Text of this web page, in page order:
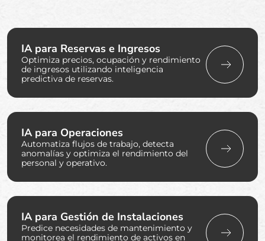
IA para Reservas e Ingresos
Optimiza precios, ocupación y rendimiento
de ingresos utilizando inteligencia
predictiva de reservas.
IA para Operaciones
Automatiza flujos de trabajo, detecta
anomalías y optimiza el rendimiento del
personal y operativo.
IA para Gestión de Instalaciones
Predice necesidades de mantenimiento y
monitorea el rendimiento de activos en